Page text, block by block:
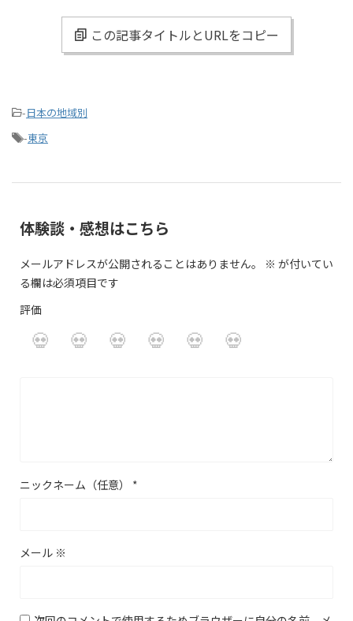
この記事タイトルとURLをコピー
-日本の地域別
-東京
体験談・感想はこちら
メールアドレスが公開されることはありません。 ※ が付いてい
る欄は必須項目です
評価
ニックネーム（任意） *
メール ※